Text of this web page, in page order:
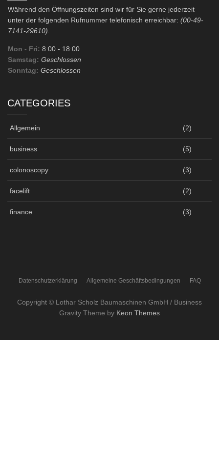
Während den Öffnungszeiten sind wir für Sie gerne jederzeit
unter der folgenden Rufnummer telefonisch erreichbar: (00-49-
7141-29610).
Mon - Fri: 8:00 - 18:00
Samstag: Geschlossen
Sonntag: Geschlossen
CATEGORIES
Allgemein (2)
business (5)
colonoscopy (3)
facelift (2)
finance (3)
Datenschutzerklärung Allgemeine Geschäftsbedingungen FAQ
Copyright © Lothar Scholz Baumaschinen GmbH / Business
Gravity Theme by Keon Themes